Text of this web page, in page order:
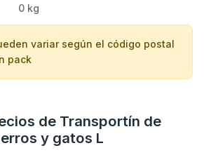
0 kg
variar según el código postal
pack
de Transportín de
y gatos L